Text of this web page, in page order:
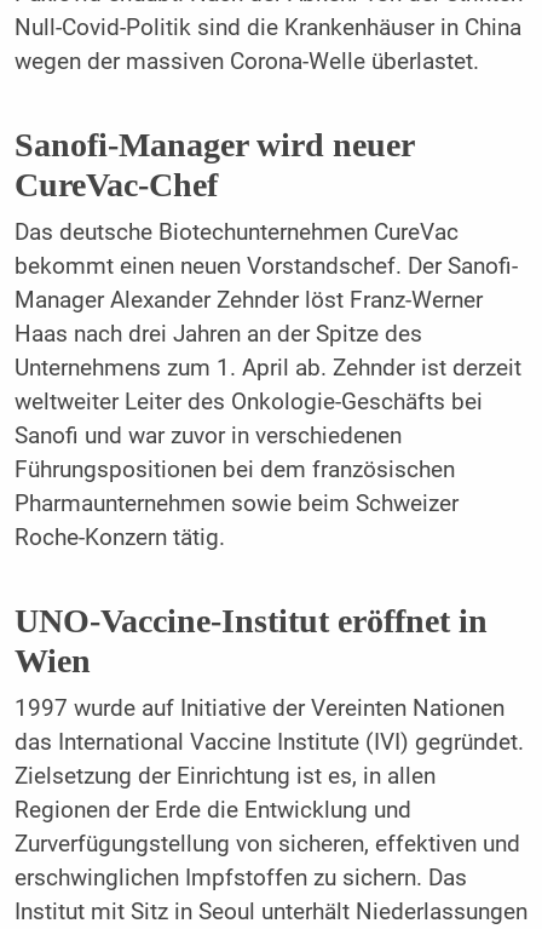
Null-Covid-Politik sind die Krankenhäuser in China
wegen der massiven Corona-Welle überlastet.
Sanofi-Manager wird neuer
CureVac-Chef
Das deutsche Biotechunternehmen CureVac
bekommt einen neuen Vorstandschef. Der Sanofi-
Manager Alexander Zehnder löst Franz-Werner
Haas nach drei Jahren an der Spitze des
Unternehmens zum 1. April ab. Zehnder ist derzeit
weltweiter Leiter des Onkologie-Geschäfts bei
Sanofi und war zuvor in verschiedenen
Führungspositionen bei dem französischen
Pharmaunternehmen sowie beim Schweizer
Roche-Konzern tätig.
UNO-Vaccine-Institut eröffnet in
Wien
1997 wurde auf Initiative der Vereinten Nationen
das International Vaccine Institute (IVI) gegründet.
Zielsetzung der Einrichtung ist es, in allen
Regionen der Erde die Entwicklung und
Zurverfügungstellung von sicheren, effektiven und
erschwinglichen Impfstoffen zu sichern. Das
Institut mit Sitz in Seoul unterhält Niederlassungen